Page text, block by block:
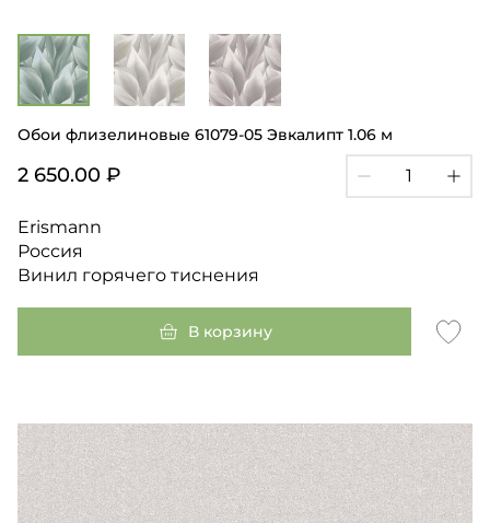
Обои флизелиновые 61079-05 Эвкалипт 1.06 м
2 650.00 ₽
Erismann
Россия
Винил горячего тиснения
В корзину